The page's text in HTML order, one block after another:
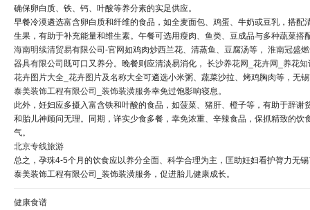
确保卵白质、铁、钙、叶酸等养分素的实足供应。
早餐冷漠遴选富含卵白质和纤维的食品，如全麦面包、鸡蛋、牛奶或豆乳，搭配
生果，有助于补充能量和维生素。午餐可选用瘦肉、鱼类、豆成品与多种蔬菜搭
海南明续清贸易有限公司-官网如鸡肉炒西兰花、清蒸鱼、豆腐汤等， 淮南冠盛
器具有限公司 既可口又养分。晚餐则应清淡易消化， 长沙养花网_花卉网_养花知
花卉图片大全_花卉图片及名称大全可遴选小米粥、蔬菜沙拉、烤鸡胸肉等， 无
泰美装饰工程有限公司_装饰装潢服务幸免过饱影响寝息。
此外，妊妇应多摄入富含铁和叶酸的食品，如菠菜、猪肝、橙子等，有助于辞谢
和胎儿神顾问无理。同期，详实少食多餐，幸免浓重、辛辣食品，保抓精致的饮
气。
北京专线旅游
总之，孕珠4-5个月的饮食应以养分全面、科学合理为主，匡助妊妇看护膂力无
泰美装饰工程有限公司_装饰装潢服务，促进胎儿健康成长。
健康食谱